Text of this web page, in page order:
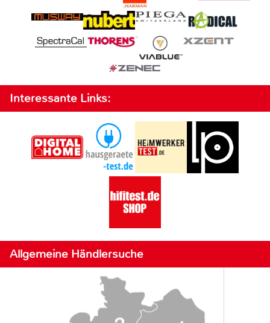
Interessante Links:
Allgemeine Händlersuche